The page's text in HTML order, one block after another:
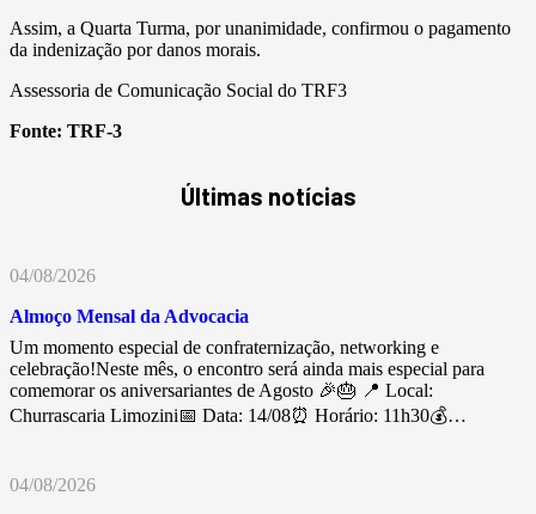
Assim, a Quarta Turma, por unanimidade, confirmou o pagamento
da indenização por danos morais.
Assessoria de Comunicação Social do TRF3
Fonte: TRF-3
Últimas notícias
04/08/2026
Almoço Mensal da Advocacia
Um momento especial de confraternização, networking e
celebração!Neste mês, o encontro será ainda mais especial para
comemorar os aniversariantes de Agosto 🎉🎂 📍 Local:
Churrascaria Limozini📅 Data: 14/08⏰ Horário: 11h30💰…
04/08/2026